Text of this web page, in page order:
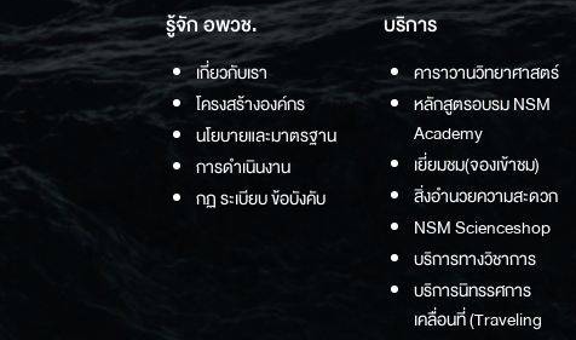
รู้จัก อพวช.
เกี่ยวกับเรา
โครงสร้างองค์กร
นโยบายและมาตรฐาน
การดำเนินงาน
กฏ ระเบียบ ข้อบังคับ
บริการ
คาราวานวิทยาศาสตร์
หลักสูตรอบรม NSM
Academy
เยี่ยมชม(จองเข้าชม)
สิ่งอำนวยความสะดวก
NSM Scienceshop
บริการทางวิชาการ
บริการนิทรรศการ
เคลื่อนที่ (Traveling